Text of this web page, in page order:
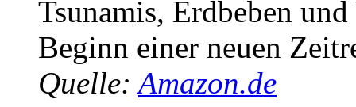
Tsunamis, Erdbeben
Beginn einer neuen
Quelle:Amazon.de